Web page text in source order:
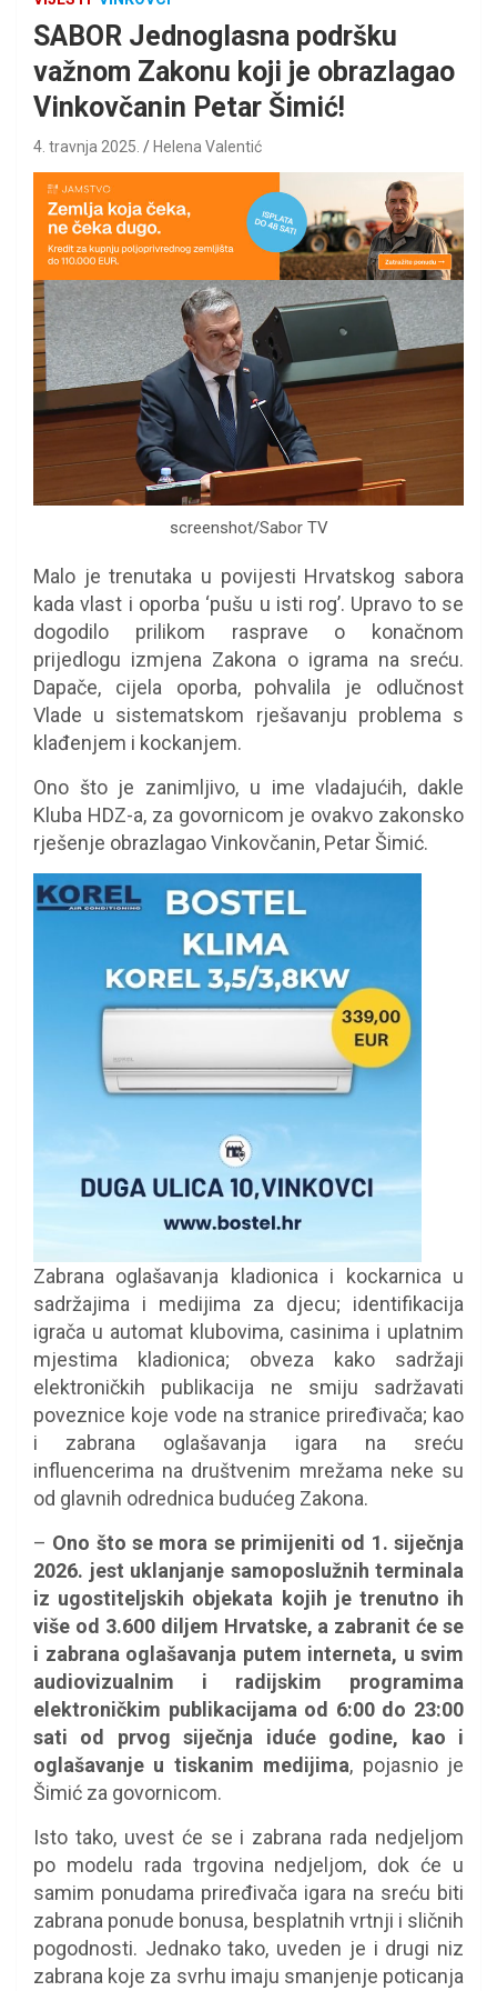
SABOR Jednoglasna podršku
važnom Zakonu koji je obrazlagao
Vinkovčanin Petar Šimić!
4. travnja 2025. Helena Valentić
screenshot/Sabor TV
Malo je trenutaka u povijesti Hrvatskog sabora
kada vlast i oporba ‘pušu u isti rog’. Upravo to se
dogodilo prilikom rasprave o konačnom
prijedlogu izmjena Zakona o igrama na sreću.
Dapače, cijela oporba, pohvalila je odlučnost
Vlade u sistematskom rješavanju problema s
klađenjem i kockanjem.
Ono što je zanimljivo, u ime vladajućih, dakle
Kluba HDZ-a, za govornicom je ovakvo zakonsko
rješenje obrazlagao Vinkovčanin, Petar Šimić.
Zabrana oglašavanja kladionica i kockarnica u
sadržajima i medijima za djecu; identifikacija
igrača u automat klubovima, casinima i uplatnim
mjestima kladionica; obveza kako sadržaji
elektroničkih publikacija ne smiju sadržavati
poveznice koje vode na stranice priređivača; kao
i zabrana oglašavanja igara na sreću
influencerima na društvenim mrežama neke su
od glavnih odrednica budućeg Zakona.
– Ono što se mora se primijeniti od 1. siječnja
2026. jest uklanjanje samoposlužnih terminala
iz ugostiteljskih objekata kojih je trenutno ih
više od 3.600 diljem Hrvatske, a zabranit će se
i zabrana oglašavanja putem interneta, u svim
audiovizualnim i radijskim programima
elektroničkim publikacijama od 6:00 do 23:00
sati od prvog siječnja iduće godine, kao i
oglašavanje u tiskanim medijima, pojasnio je
Šimić za govornicom.
Isto tako, uvest će se i zabrana rada nedjeljom
po modelu rada trgovina nedjeljom, dok će u
samim ponudama priređivača igara na sreću biti
zabrana ponude bonusa, besplatnih vrtnji i sličnih
pogodnosti. Jednako tako, uveden je i drugi niz
zabrana koje za svrhu imaju smanjenje poticanja